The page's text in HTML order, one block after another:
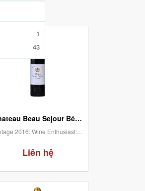
1
43
Chateau Beau Sejour Bécot Premier Grand Cru Classé B - Saint Emilion
Liên hệ